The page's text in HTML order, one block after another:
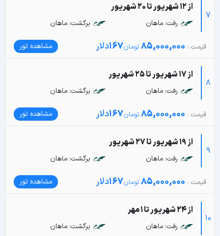
7
از 12 شهریور تا 20 شهریور
رفت: ماهان برگشت: ماهان
85,000,000
167دلار مشاهده تور
8
از 17 شهریور تا 25 شهریور
رفت: ماهان برگشت: ماهان
85,000,000
167دلار مشاهده تور
9
از 19 شهریور تا 27 شهریور
رفت: ماهان برگشت: ماهان
85,000,000
167دلار مشاهده تور
10
از 24 شهریور تا 1 مهر
رفت: ماهان برگشت: ماهان